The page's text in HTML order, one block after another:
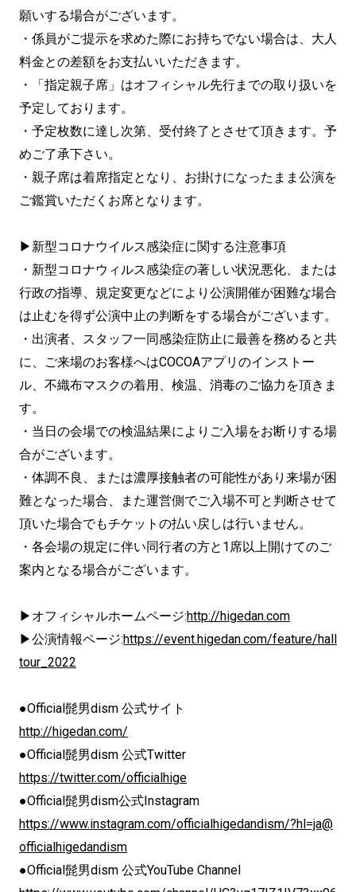
願いする場合がございます。
・係員がご提示を求めた際にお持ちでない場合は、大人
料金との差額をお支払いいただきます。
・「指定親子席」はオフィシャル先行までの取り扱いを
予定しております。
・予定枚数に達し次第、受付終了とさせて頂きます。予
めご了承下さい。
・親子席は着席指定となり、お掛けになったまま公演を
ご鑑賞いただくお席となります。
▶新型コロナウイルス感染症に関する注意事項
・新型コロナウィルス感染症の著しい状況悪化、または
行政の指導、規定変更などにより公演開催が困難な場合
は止むを得ず公演中止の判断をする場合がございます。
・出演者、スタッフ一同感染症防止に最善を務めると共
に、ご来場のお客様へはCOCOAアプリのインストー
ル、不織布マスクの着用、検温、消毒のご協力を頂きま
す。
・当日の会場での検温結果によりご入場をお断りする場
合がございます。
・体調不良、または濃厚接触者の可能性があり来場が困
難となった場合、また運営側でご入場不可と判断させて
頂いた場合でもチケットの払い戻しは行いません。
・各会場の規定に伴い同行者の方と1席以上開けてのご
案内となる場合がございます。
▶オフィシャルホームページ:http://higedan.com
▶公演情報ページ:https://event.higedan.com/feature/hall
tour_2022
●Official髭男dism 公式サイト
http://higedan.com/
●Official髭男dism 公式Twitter
https://twitter.com/officialhige
●Official髭男dism公式Instagram
https://www.instagram.com/officialhigedandism/?hl=ja@
officialhigedandism
●Official髭男dism 公式YouTube Channel